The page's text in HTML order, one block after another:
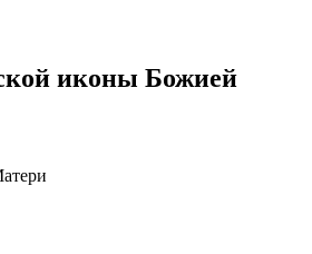
иконы Божией